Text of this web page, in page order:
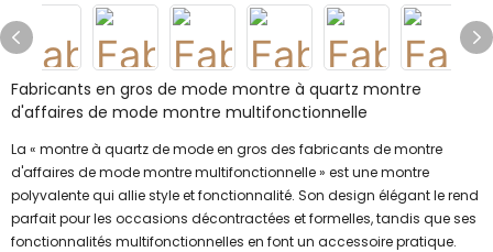
Fabricants en gros de mode montre à quartz montre
d'affaires de mode montre multifonctionnelle
La « montre à quartz de mode en gros des fabricants de montre
d'affaires de mode montre multifonctionnelle » est une montre
polyvalente qui allie style et fonctionnalité. Son design élégant le rend
parfait pour les occasions décontractées et formelles, tandis que ses
fonctionnalités multifonctionnelles en font un accessoire pratique.